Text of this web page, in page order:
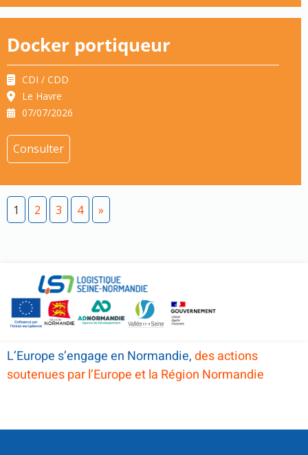
Docker portiqueur
CDI / CDD
Le Havre
07/07/2026
Consulter
1 2 3 4 »
L’Europe s’engage en Normandie,des actions
soutenues par l’Europe et la Région Normandie